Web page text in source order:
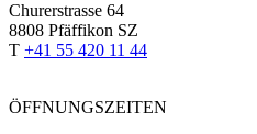
Churerstrasse 64
8808 Pfäffikon SZ
T +41 55 420 11 44
ÖFFNUNGSZEITEN